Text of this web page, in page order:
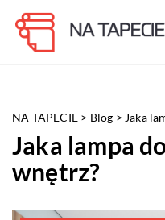
NA TAPECIE > Blog > Jaka
Jaka lampa
wnętrz?